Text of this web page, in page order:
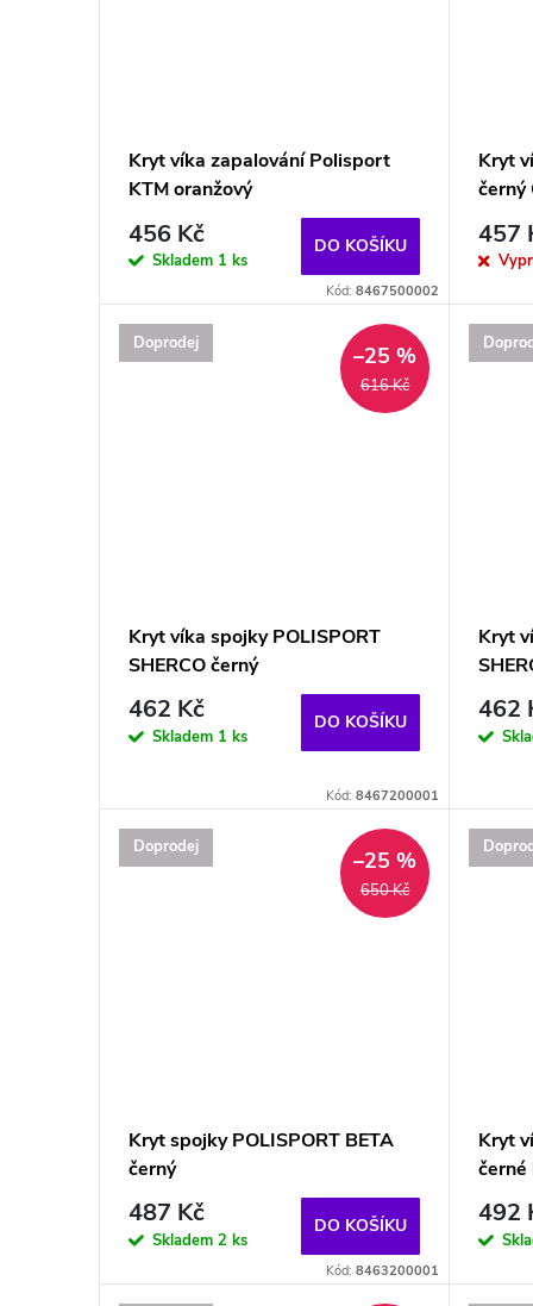
Kryt víka zapalování Polisport
KTM oranžový
456 Kč
Skladem 1 ks
DO KOŠÍKU
Kód:8467500002
Kryt
černý
457
Doprodej
616 Kč
–25 %
Kryt víka spojky POLISPORT
SHERCO černý
462 Kč
Skladem 1 ks
DO KOŠÍKU
Kód:8467200001
Kryt
462
Doprodej
650 Kč
–25 %
Kryt spojky POLISPORT BETA
černý
487 Kč
Skladem 2 ks
DO KOŠÍKU
Kód:8463200001
Kryt
černé
492